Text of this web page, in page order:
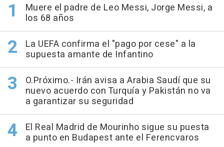
Muere el padre de Leo Messi, Jorge Messi, a
los 68 años
La UEFA confirma el "pago por cese" a la
supuesta amante de Infantino
O.Próximo.- Irán avisa a Arabia Saudí que su
nuevo acuerdo con Turquía y Pakistán no va
a garantizar su seguridad
El Real Madrid de Mourinho sigue su puesta
a punto en Budapest ante el Ferencvaros